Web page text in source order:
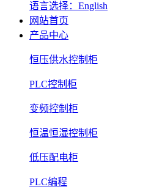
语言选择：English
网站首页
产品中心
恒压供水控制柜
PLC控制柜
变频控制柜
恒温恒湿控制柜
低压配电柜
PLC编程